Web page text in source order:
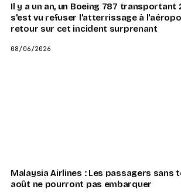
Il y a un an, un Boeing 787 transportant
s'est vu refuser l'atterrissage à
retour sur cet incident surprenant
08/06/2026
Malaysia Airlines : Les passagers sans
août ne pourront pas embarquer